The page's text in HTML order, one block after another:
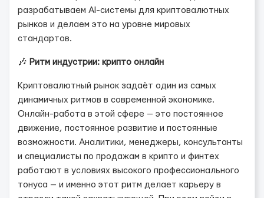
разрабатываем AI-системы для криптовалютных
рынков и делаем это на уровне мировых
стандартов.
🎶 Ритм индустрии: крипто онлайн
Криптовалютный рынок задаёт один из самых
динамичных ритмов в современной экономике.
Онлайн-работа в этой сфере — это постоянное
движение, постоянное развитие и постоянные
возможности. Аналитики, менеджеры, консультанты
и специалисты по продажам в крипто и финтех
работают в условиях высокого профессионального
тонуса — и именно этот ритм делает карьеру в